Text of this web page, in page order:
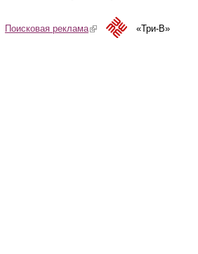
Поисковая реклама(link is external)«Три-В»